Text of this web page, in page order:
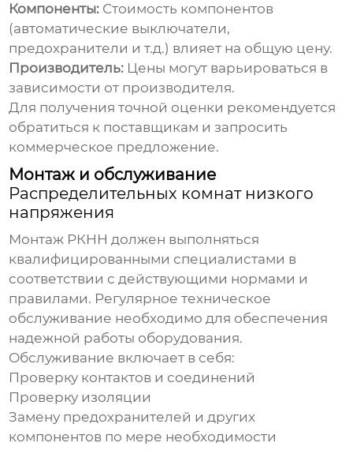
Компоненты: Стоимость компонентов
(автоматические выключатели,
предохранители и т.д.) влияет на общую цену.
Производитель: Цены могут варьироваться в
зависимости от производителя.
Для получения точной оценки рекомендуется
обратиться к поставщикам и запросить
коммерческое предложение.
Монтаж и обслуживание
Распределительных комнат низкого
напряжения
Монтаж РКНН должен выполняться
квалифицированными специалистами в
соответствии с действующими нормами и
правилами. Регулярное техническое
обслуживание необходимо для обеспечения
надежной работы оборудования.
Обслуживание включает в себя:
Проверку контактов и соединений
Проверку изоляции
Замену предохранителей и других
компонентов по мере необходимости